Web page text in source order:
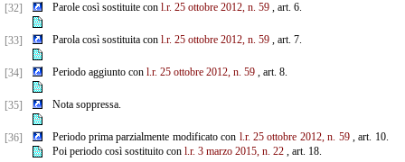
[32] Parole così sostituite con l.r. 25 ottobre 2012, n. 59, art. 6.
[33] Parola così sostituita con l.r. 25 ottobre 2012, n. 59, art. 7.
[34] Periodo aggiunto con l.r. 25 ottobre 2012, n. 59, art. 8.
[35] Nota soppressa.
[36] Periodo prima parzialmente modificato con l.r. 25 ottobre 2012, n. 59, art. 10.
Poi periodo così sostituito con l.r. 3 marzo 2015, n. 22, art. 18.